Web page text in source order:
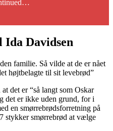
Ida Davidsen
familie. Så vilde at de er nået
højtbelagte til sit levebrød”
det er “så langt som Oskar
det er ikke uden grund, for i
en smørrebrødsforretning på
stykker smørrebrød at vælge